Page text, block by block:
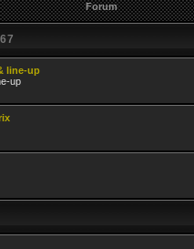
Forum
line-up
up